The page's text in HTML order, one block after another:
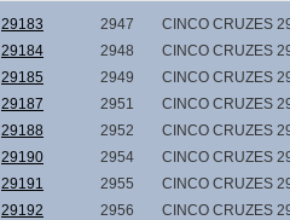
29183 2947
CINCO CRUZES
29184
2948
CINCO CRUZES
29185
2949
CINCO CRUZES
29187
2951
CINCO CRUZES
29188
2952
CINCO CRUZES
29190
2954
CINCO CRUZES
29191
2955
CINCO CRUZES
29192
2956
CINCO CRUZES